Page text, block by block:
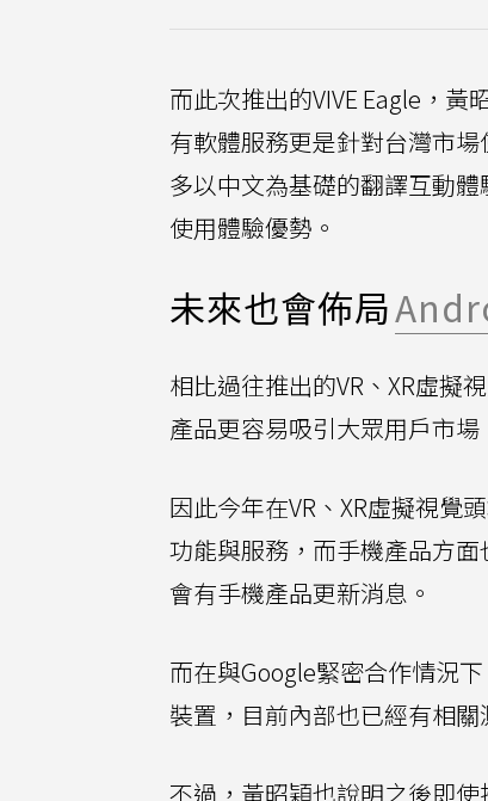
而此次推出的VIVE Eagle，
有軟體服務更是針對台灣市
多以中文為基礎的翻譯互動
使用體驗優勢。
未來也會佈局
相比過往推出的VR、XR虛擬
產品更容易吸引大眾用戶市
因此今年在VR、XR虛擬視覺
功能與服務，而手機產品方
會有手機產品更新消息。
而在與Google緊密合作情況
裝置，目前內部也已經有相關
不過，黃昭穎也說明之後即使